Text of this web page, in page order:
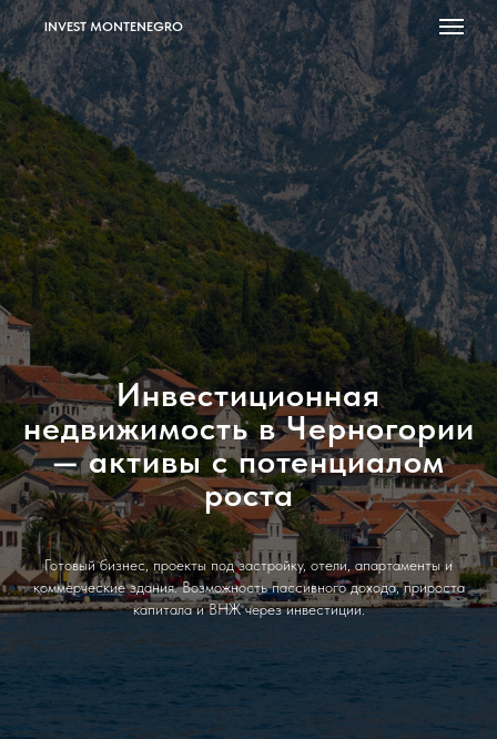
INVEST MONTENEGRO
Инвестиционная
недвижимость в Черногории
— активы с потенциалом
роста
Готовый бизнес, проекты под застройку, отели, апартаменты и
коммерческие здания. Возможность пассивного дохода, прироста
капитала и ВНЖ через инвестиции.